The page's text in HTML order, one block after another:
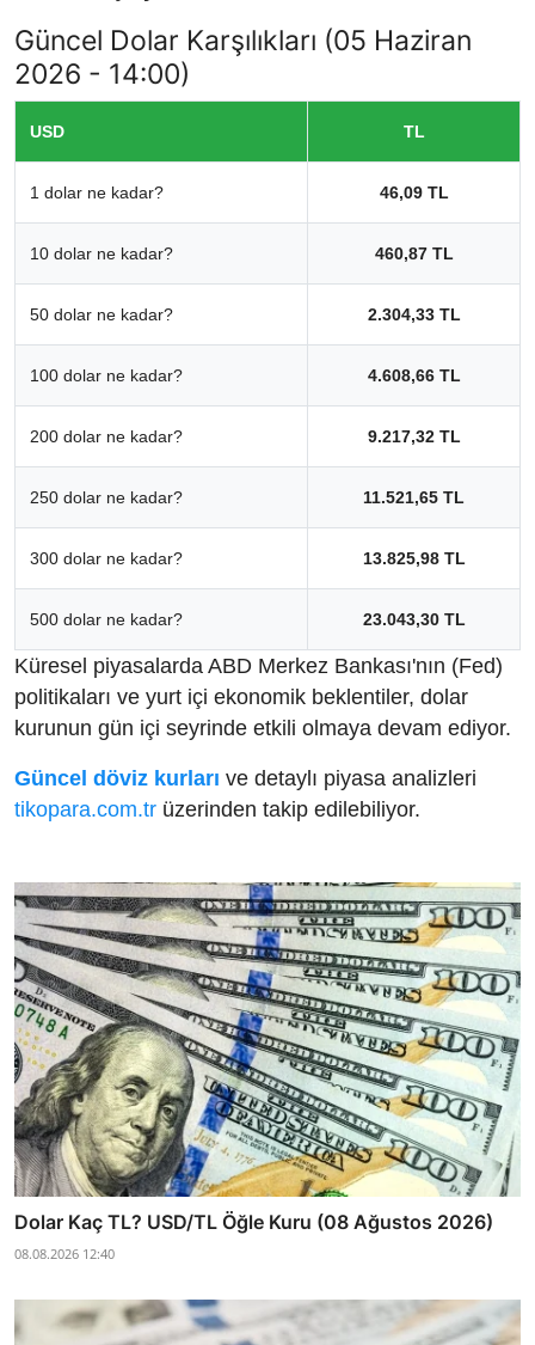
Güncel Dolar Karşılıkları (05 Haziran
2026 - 14:00)
USD TL
1 dolar ne kadar? 46,09 TL
10 dolar ne kadar? 460,87 TL
50 dolar ne kadar? 2.304,33 TL
100 dolar ne kadar? 4.608,66 TL
200 dolar ne kadar? 9.217,32 TL
250 dolar ne kadar? 11.521,65 TL
300 dolar ne kadar? 13.825,98 TL
500 dolar ne kadar? 23.043,30 TL
Küresel piyasalarda ABD Merkez Bankası'nın (Fed)
politikaları ve yurt içi ekonomik beklentiler, dolar
kurunun gün içi seyrinde etkili olmaya devam ediyor.
Güncel döviz kurları ve detaylı piyasa analizleri
tikopara.com.tr üzerinden takip edilebiliyor.
Dolar Kaç TL? USD/TL Öğle Kuru (08 Ağustos 2026)
08.08.2026 12:40